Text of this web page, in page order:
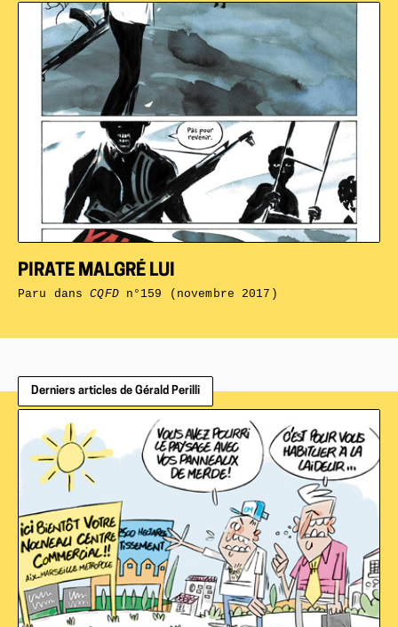
PIRATE MALGRÉ LUI
Paru dansCQFDn°159 (novembre 2017)
Derniers articles de Gérald Perilli